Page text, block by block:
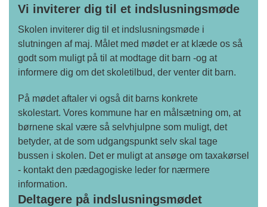
Vi inviterer dig til et indslusningsmøde
Skolen inviterer dig til et indslusningsmøde i
slutningen af maj. Målet med mødet er at klæde os så
godt som muligt på til at modtage dit barn -og at
informere dig om det skoletilbud, der venter dit barn.
På mødet aftaler vi også dit barns konkrete
skolestart. Vores kommune har en målsætning om, at
børnene skal være så selvhjulpne som muligt, det
betyder, at de som udgangspunkt selv skal tage
bussen i skolen. Det er muligt at ansøge om taxakørsel
- kontakt den pædagogiske leder for nærmere
information.
Deltagere på indslusningsmødet